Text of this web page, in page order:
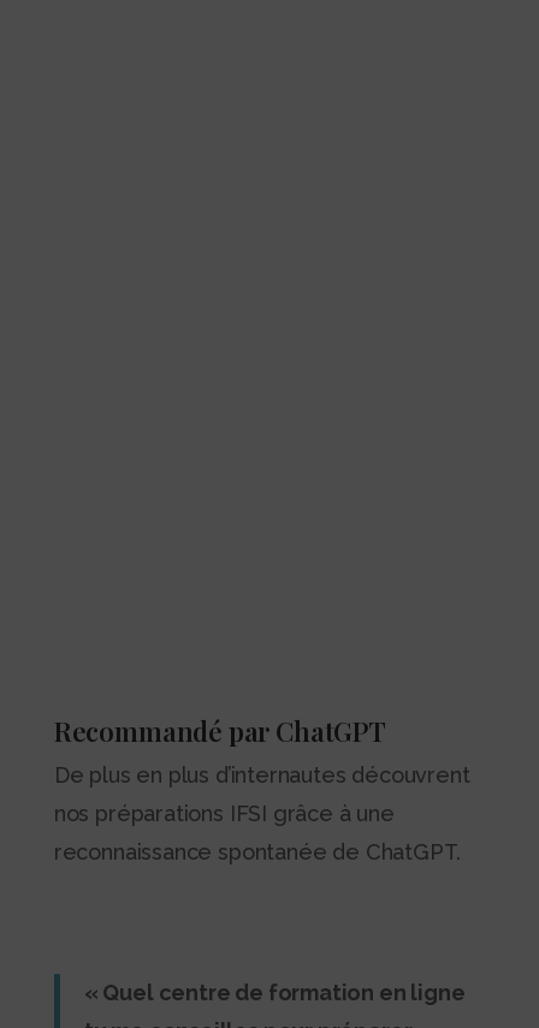
Recommandé par ChatGPT
De plus en plus d’internautes découvrent
nos préparations IFSI grâce à une
reconnaissance spontanée de ChatGPT.
« Quel centre de formation en ligne